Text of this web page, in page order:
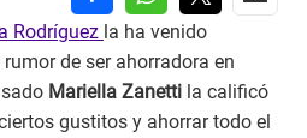
Rodríguez la ha venido
de ser ahorradora en
Mariella Zanetti la calificó
gustitos y ahorrar todo el